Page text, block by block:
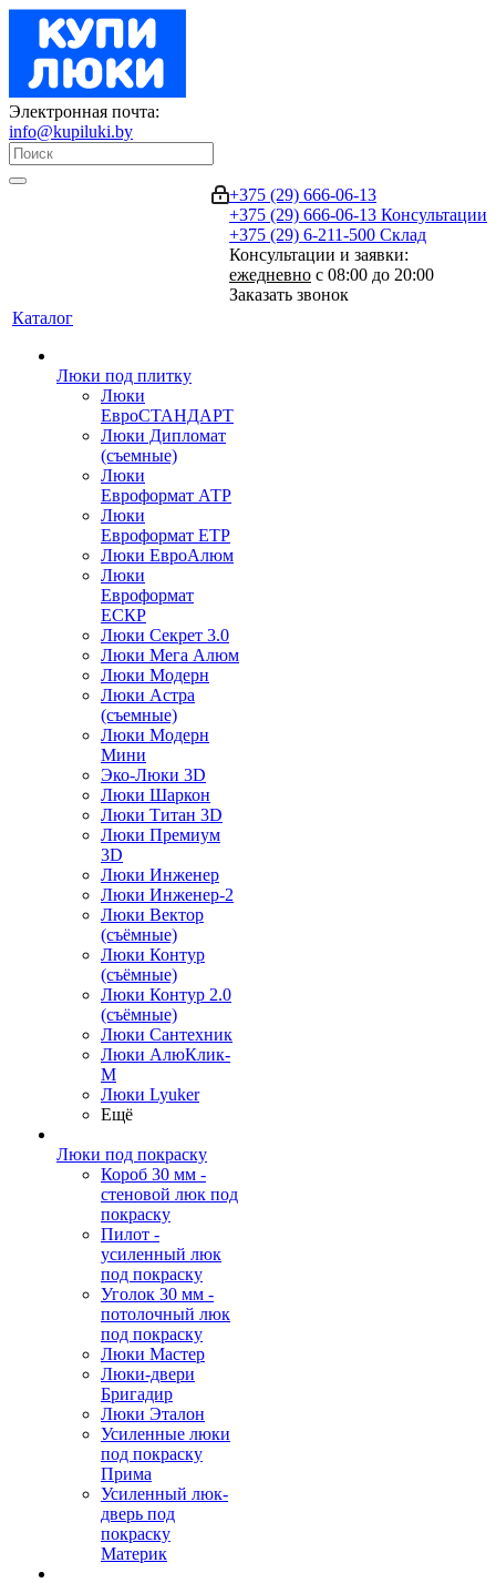
Электронная почта:
info@kupiluki.by
+375 (29) 666-06-13
+375 (29) 666-06-13 Консультации
+375 (29) 6-211-500 Склад
Консультации и заявки:
ежедневно с 08:00 до 20:00
Заказать звонок
Каталог
Люки под плитку
Люки
ЕвроСТАНДАРТ
Люки Дипломат
(съемные)
Люки
Евроформат АТР
Люки
Евроформат ЕТР
Люки ЕвроАлюм
Люки
Евроформат
ЕСКР
Люки Секрет 3.0
Люки Мега Алюм
Люки Модерн
Люки Астра
(съемные)
Люки Модерн
Мини
Эко-Люки 3D
Люки Шаркон
Люки Титан 3D
Люки Премиум
3D
Люки Инженер
Люки Инженер-2
Люки Вектор
(съёмные)
Люки Контур
(съёмные)
Люки Контур 2.0
(съёмные)
Люки Сантехник
Люки АлюКлик-
М
Люки Lyuker
Ещё
Люки под покраску
Короб 30 мм -
стеновой люк под
покраску
Пилот -
усиленный люк
под покраску
Уголок 30 мм -
потолочный люк
под покраску
Люки Мастер
Люки-двери
Бригадир
Люки Эталон
Усиленные люки
под покраску
Прима
Усиленный люк-
дверь под
покраску
Материк